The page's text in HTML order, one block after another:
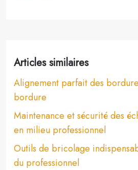
Articles similaires
Alignement parfait des
bordure
Maintenance et sécurité des
en milieu professionnel
Outils de bricolage
du professionnel